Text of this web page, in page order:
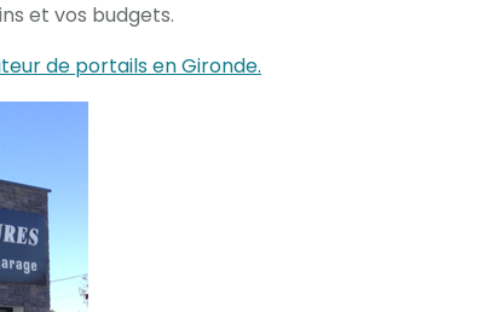
et vos budgets.
de portails en Gironde.